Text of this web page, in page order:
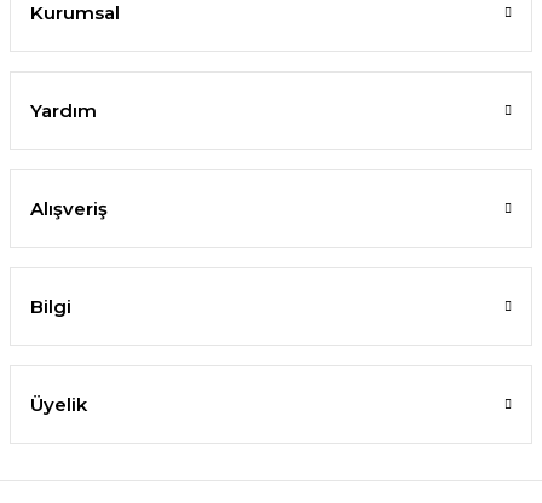
Kurumsal
Yardım
Alışveriş
Bilgi
Üyelik